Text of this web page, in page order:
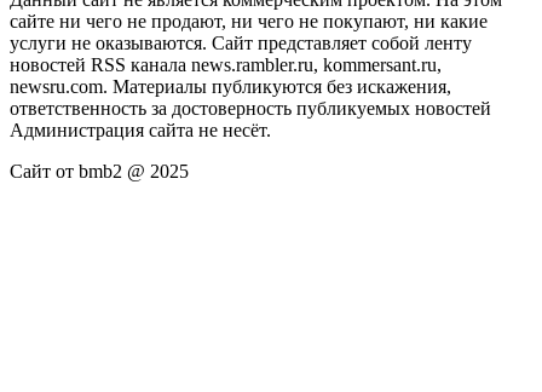
сайте ни чего не продают, ни чего не покупают, ни какие
услуги не оказываются. Сайт представляет собой ленту
новостей RSS канала news.rambler.ru, kommersant.ru,
newsru.com. Материалы публикуются без искажения,
ответственность за достоверность публикуемых новостей
Администрация сайта не несёт.
Сайт от bmb2 @ 2025